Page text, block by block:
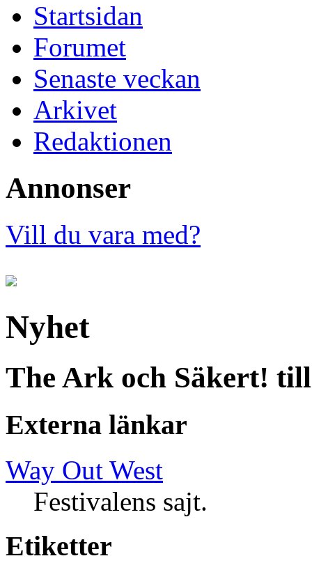
Startsidan
Forumet
Senaste veckan
Arkivet
Redaktionen
Annonser
Vill du vara med?
Nyhet
The Ark och Säkert!
Externa länkar
Way Out West
Festivalens sajt.
Etiketter